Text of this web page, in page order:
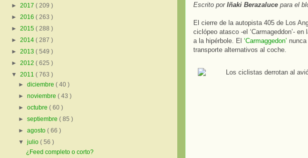
Escrito por Iñaki Berazaluce para el
El cierre de la autopista 405 de Los
ciclópeo atasco -el ‘Carmageddon’-
a la hipérbole. El ‘Carmaggedon’
transporte alternativos al coche.
► 2017 ( 209 )
► 2016 ( 263 )
► 2015 ( 288 )
► 2014 ( 287 )
► 2013 ( 549 )
► 2012 ( 625 )
▼ 2011 ( 763 )
►diciembre( 40 )
►noviembre( 43 )
►octubre( 60 )
►septiembre( 85 )
►agosto( 66 )
▼julio( 56 )
¿Feed completo o corto?